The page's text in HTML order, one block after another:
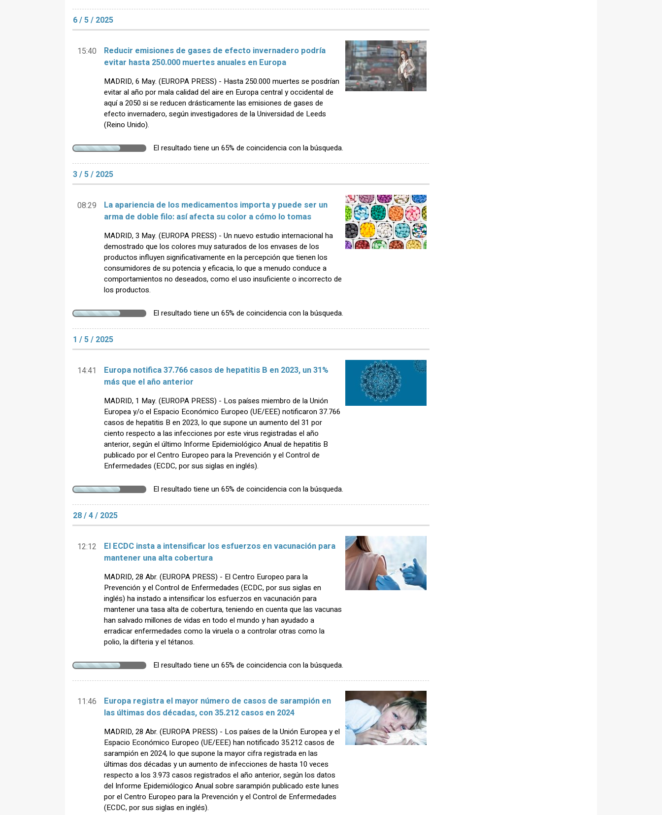
6 / 5 / 2025
15:40
Reducir emisiones de gases de efecto invernadero podría
evitar hasta 250.000 muertes anuales en Europa
MADRID, 6 May. (EUROPA PRESS) - Hasta 250.000 muertes se posdrían
evitar al año por mala calidad del aire en Europa central y occidental de
aquí a 2050 si se reducen drásticamente las emisiones de gases de
efecto invernadero, según investigadores de la Universidad de Leeds
(Reino Unido).
El resultado tiene un 65% de coincidencia con la búsqueda.
3 / 5 / 2025
08:29
La apariencia de los medicamentos importa y puede ser un
arma de doble filo: así afecta su color a cómo lo tomas
MADRID, 3 May. (EUROPA PRESS) - Un nuevo estudio internacional ha
demostrado que los colores muy saturados de los envases de los
productos influyen significativamente en la percepción que tienen los
consumidores de su potencia y eficacia, lo que a menudo conduce a
comportamientos no deseados, como el uso insuficiente o incorrecto de
los productos.
El resultado tiene un 65% de coincidencia con la búsqueda.
1 / 5 / 2025
14:41
Europa notifica 37.766 casos de hepatitis B en 2023, un 31%
más que el año anterior
MADRID, 1 May. (EUROPA PRESS) - Los países miembro de la Unión
Europea y/o el Espacio Económico Europeo (UE/EEE) notificaron 37.766
casos de hepatitis B en 2023, lo que supone un aumento del 31 por
ciento respecto a las infecciones por este virus registradas el año
anterior, según el último Informe Epidemiológico Anual de hepatitis B
publicado por el Centro Europeo para la Prevención y el Control de
Enfermedades (ECDC, por sus siglas en inglés).
El resultado tiene un 65% de coincidencia con la búsqueda.
28 / 4 / 2025
12:12
El ECDC insta a intensificar los esfuerzos en vacunación para
mantener una alta cobertura
MADRID, 28 Abr. (EUROPA PRESS) - El Centro Europeo para la
Prevención y el Control de Enfermedades (ECDC, por sus siglas en
inglés) ha instado a intensificar los esfuerzos en vacunación para
mantener una tasa alta de cobertura, teniendo en cuenta que las vacunas
han salvado millones de vidas en todo el mundo y han ayudado a
erradicar enfermedades como la viruela o a controlar otras como la
polio, la difteria y el tétanos.
El resultado tiene un 65% de coincidencia con la búsqueda.
11:46
Europa registra el mayor número de casos de sarampión en
las últimas dos décadas, con 35.212 casos en 2024
MADRID, 28 Abr. (EUROPA PRESS) - Los países de la Unión Europea y el
Espacio Económico Europeo (UE/EEE) han notificado 35.212 casos de
sarampión en 2024, lo que supone la mayor cifra registrada en las
últimas dos décadas y un aumento de infecciones de hasta 10 veces
respecto a los 3.973 casos registrados el año anterior, según los datos
del Informe Epidemiólogico Anual sobre sarampión publicado este lunes
por el Centro Europeo para la Prevención y el Control de Enfermedades
(ECDC, por sus siglas en inglés).